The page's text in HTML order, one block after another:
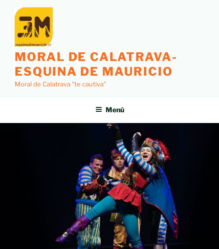
MORAL DE CALATRAVA-
ESQUINA DE MAURICIO
Moral de Calatrava "te cautiva"
Menú